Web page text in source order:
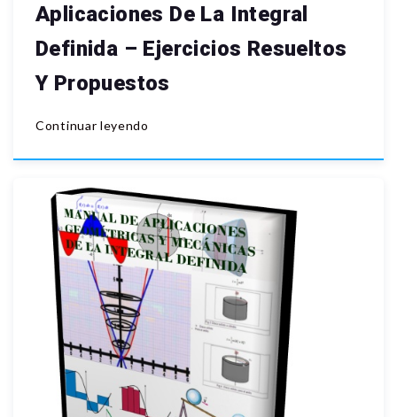
Aplicaciones De La Integral
Definida – Ejercicios Resueltos
Y Propuestos
Continuar leyendo